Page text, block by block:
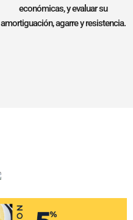
económicas, y evaluar su
amortiguación, agarre y resistencia.